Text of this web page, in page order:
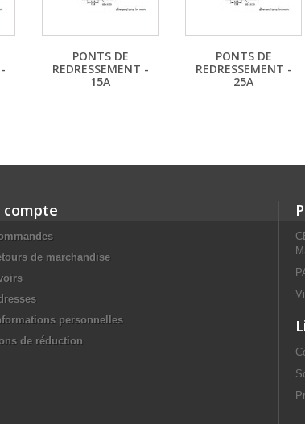
PONTS DE
REDRESSEMENT -
15A
PONTS DE
REDRESSEMENT -
25A
compte
de marchandise
personnelles
de réduction